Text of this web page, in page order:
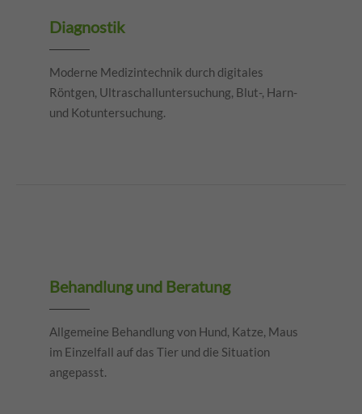
Diagnostik
Moderne Medizintechnik durch digitales
Röntgen, Ultraschalluntersuchung, Blut-, Harn-
und Kotuntersuchung.
Behandlung und Beratung
Allgemeine Behandlung von Hund, Katze, Maus
im Einzelfall auf das Tier und die Situation
angepasst.